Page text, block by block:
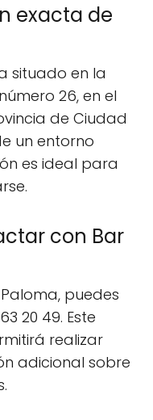
exacta de
situado en la
26, en el
de Ciudad
un entorno
es ideal para
con Bar
puedes
20 49. Este
realizar
adicional sobre